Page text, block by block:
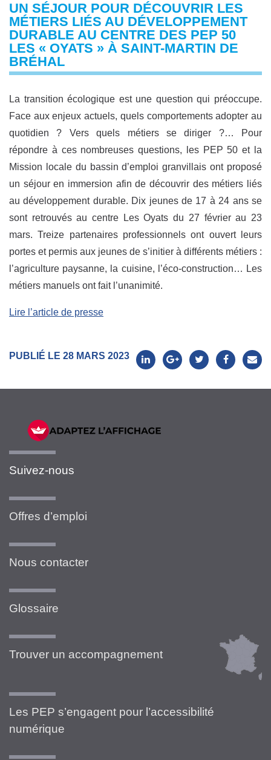
UN SÉJOUR POUR DÉCOUVRIR LES
MÉTIERS LIÉS AU DÉVELOPPEMENT
DURABLE AU CENTRE DES PEP 50
LES « OYATS » À SAINT-MARTIN DE
BRÉHAL
La transition écologique est une question qui préoccupe.
Face aux enjeux actuels, quels comportements adopter au
quotidien ? Vers quels métiers se diriger ?… Pour
répondre à ces nombreuses questions, les PEP 50 et la
Mission locale du bassin d’emploi granvillais ont proposé
un séjour en immersion afin de découvrir des métiers liés
au développement durable. Dix jeunes de 17 à 24 ans se
sont retrouvés au centre Les Oyats du 27 février au 23
mars. Treize partenaires professionnels ont ouvert leurs
portes et permis aux jeunes de s’initier à différents métiers :
l’agriculture paysanne, la cuisine, l’éco-construction… Les
métiers manuels ont fait l’unanimité.
Lire l’article de presse
PUBLIÉ LE 28 MARS 2023
Suivez-nous
Offres d’emploi
Nous contacter
Glossaire
Trouver un accompagnement
Les PEP s’engagent pour l’accessibilité
numérique